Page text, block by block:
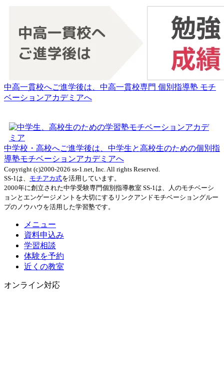
中高一貫校へご進学後は、中高一貫校専門 個別指導塾 モチ
ベーションアカデミアへ
中学校・高校へご進学後は、中学生と高校生のための個別指
導塾モチベーションアカデミアへ
Copyright (c)2000-2026 ss-1.net, Inc. All rights Reserved.
SS-1は、 モチアカ式を活用しています。
2000年に創立された中学受験専門個別指導教室 SS-1は、人のモチベーシ
ョンとエンゲージメントを大切にするリンクアンドモチベーショングルー
プのノウハウを活用した学習塾です。
メニュー
資料申込み
学習相談
体験を予約
近くの教室
オンライン対応